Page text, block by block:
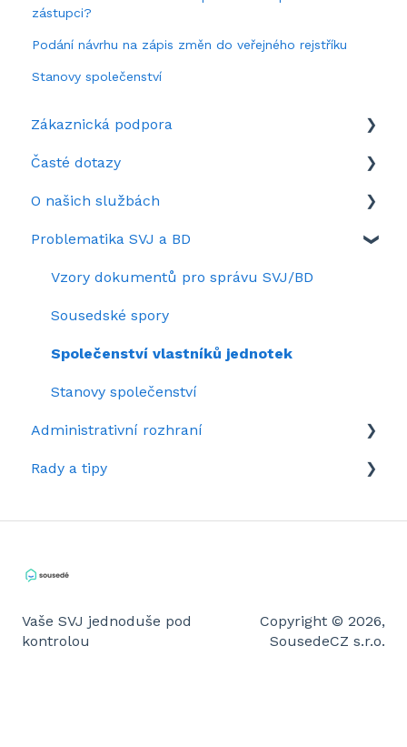
zástupci?
Podání návrhu na zápis změn do veřejného rejstříku
Stanovy společenství
Zákaznická podpora
Když si nevíte rady
Představení portálu SousedéCZ
Nastavení portálu SousedéCZ
Kolik stojí SousedéCZ
Časté dotazy
Aktuálně zrovna hledáte
Často se ptáte
O našich službách
Služby na Sousedé.cz
Záznamy webinářů
Problematika SVJ a BD
Vzory dokumentů pro správu SVJ/BD
Sousedské spory
Společenství vlastníků jednotek
Stanovy společenství
Administrativní rozhraní
Rozhraní domu v kostce
Rady a tipy
Vaše SVJ jednoduše pod
kontrolou
Copyright © 2026,
SousedeCZ s.r.o.